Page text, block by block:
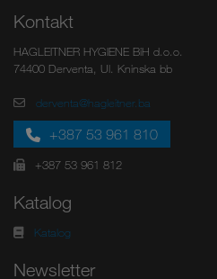
Kontakt
HAGLEITNER HYGIENE BiH d.o.o.
74400 Derventa, Ul. Kninska bb
derventa@hagleitner.ba
+387 53 961 810
+387 53 961 812
Katalog
Katalog
Newsletter